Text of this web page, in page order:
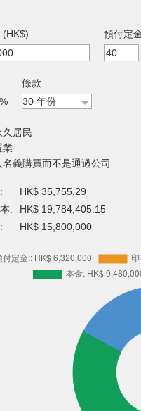
(HK$)
預付定
%
條款
久居民
業
名義購買而不是通過公司
HK$ 35,755.29
:
HK$ 19,784,405.15
HK$ 15,800,000